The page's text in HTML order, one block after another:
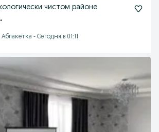
чистом районе
- Сегодня в 01:11